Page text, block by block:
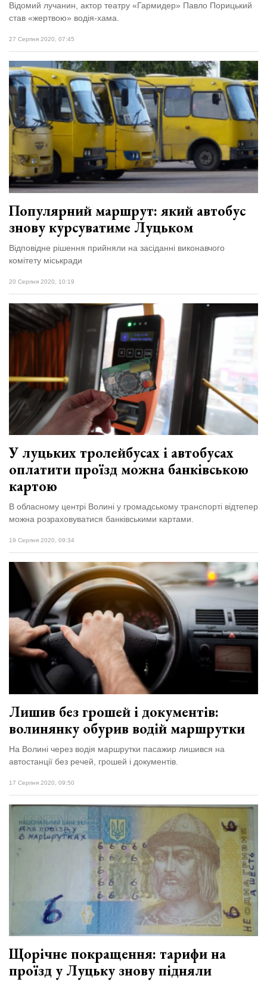
Відомий лучанин, актор театру «Гармидер» Павло Порицький
став «жертвою» водія-хама.
27 Серпня 2020, 07:45
Популярний маршрут: який автобус
знову курсуватиме Луцьком
Відповідне рішення прийняли на засіданні виконавчого
комітету міськради
20 Серпня 2020, 10:19
У луцьких тролейбусах і автобусах
оплатити проїзд можна банківською
картою
В обласному центрі Волині у громадському транспорті відтепер
можна розраховуватися банківськими картами.
19 Серпня 2020, 09:34
Лишив без грошей і документів:
волинянку обурив водій маршрутки
На Волині через водія маршрутки пасажир лишився на
автостанції без речей, грошей і документів.
17 Серпня 2020, 09:50
Щорічне покращення: тарифи на
проїзд у Луцьку знову підняли